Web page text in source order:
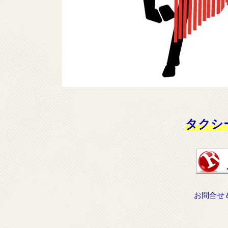
タクシ
お問合せ